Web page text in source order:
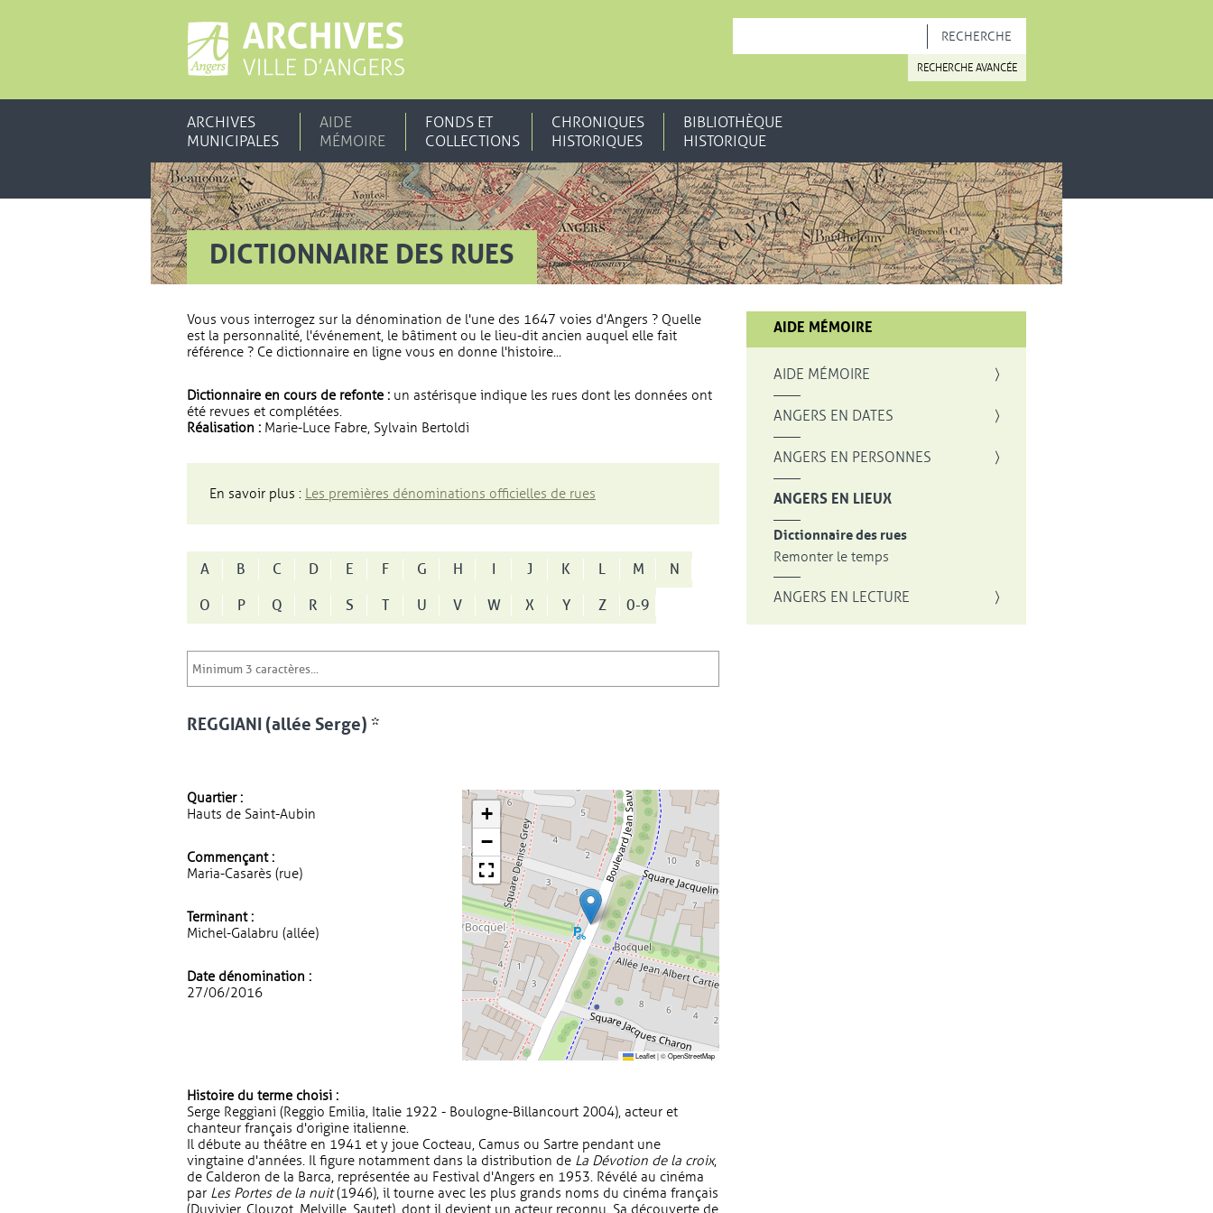
RECHERCHE AVANCÉE
ARCHIVES
MUNICIPALES
AIDE
MÉMOIRE
FONDS ET
COLLECTIONS
CHRONIQUES
HISTORIQUES
BIBLIOTHÈQUE
HISTORIQUE
DICTIONNAIRE DES RUES
Vous vous interrogez sur la dénomination de l'une des 1647 voies d'Angers ? Quelle
est la personnalité, l'événement, le bâtiment ou le lieu-dit ancien auquel elle fait
référence ? Ce dictionnaire en ligne vous en donne l'histoire...
Dictionnaire en cours de refonte : un astérisque indique les rues dont les données ont
été revues et complétées.
Réalisation : Marie-Luce Fabre, Sylvain Bertoldi
En savoir plus : Les premières dénominations officielles de rues
A B C D E F G H I J K L M
N
O
P Q R S T U V W X Y Z 0-9
REGGIANI (allée Serge) *
Quartier :
Hauts de Saint-Aubin
Commençant :
Maria-Casarès (rue)
Terminant :
Michel-Galabru (allée)
Date dénomination :
27/06/2016
+
−
Leaflet|©OpenStreetMap
Histoire du terme choisi :
Serge Reggiani (Reggio Emilia, Italie 1922 - Boulogne-Billancourt 2004), acteur et
chanteur français d'origine italienne.
Il débute au théâtre en 1941 et y joue Cocteau, Camus ou Sartre pendant une
vingtaine d'années. Il figure notamment dans la distribution de La Dévotion de la croix,
de Calderon de la Barca, représentée au Festival d'Angers en 1953. Révélé au cinéma
par Les Portes de la nuit(1946), il tourne avec les plus grands noms du cinéma français
(Duvivier, Clouzot, Melville, Sautet), dont il devient un acteur reconnu. Sa découverte de
AIDE MÉMOIRE
AIDE MÉMOIRE
ANGERS EN DATES
ANGERS EN PERSONNES
ANGERS EN LIEUX
Dictionnaire des rues
Remonter le temps
ANGERS EN LECTURE